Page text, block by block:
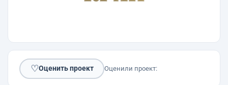
♡Оценить проект Оценили проект: